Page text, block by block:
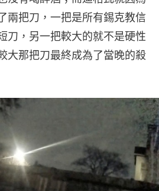
兩把刀，一把是所有錫克教信
刀，另一把較大的就不是硬性
大那把刀最終成為了當晚的殺